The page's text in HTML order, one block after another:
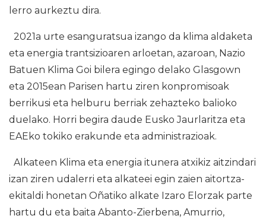
lerro aurkeztu dira.
2021a urte esanguratsua izango da klima aldaketa
eta energia trantsizioaren arloetan, azaroan, Nazio
Batuen Klima Goi bilera egingo delako Glasgown
eta 2015ean Parisen hartu ziren konpromisoak
berrikusi eta helburu berriak zehazteko balioko
duelako. Horri begira daude Eusko Jaurlaritza eta
EAEko tokiko erakunde eta administrazioak.
Alkateen Klima eta energia itunera atxikiz aitzindari
izan ziren udalerri eta alkateei egin zaien aitortza-
ekitaldi honetan Oñatiko alkate Izaro Elorzak parte
hartu du eta baita Abanto-Zierbena, Amurrio,